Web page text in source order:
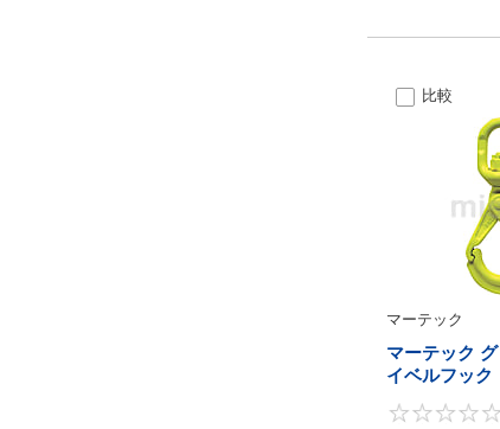
比較
マーテック
マーテック
イベルフック